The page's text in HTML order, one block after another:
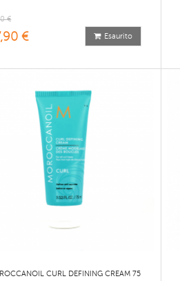
€
€ Esaurito
CURL DEFINING CREAM 75